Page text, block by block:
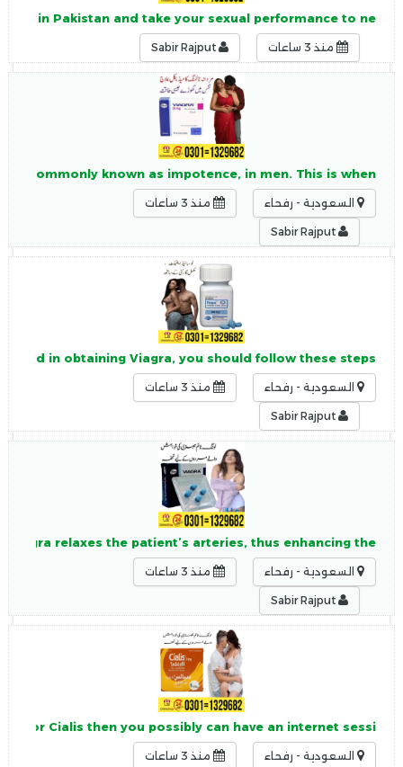
in Pakistan and take your sexual performance to ne
منذ 3 ساعات
commonly known as impotence, in men. This is when
السعودية - رفحاء منذ 3 ساعات
in obtaining Viagra, you should follow these steps:
السعودية - رفحاء منذ 3 ساعات
Viagra relaxes the patient’s arteries, thus enhancing the
السعودية - رفحاء منذ 3 ساعات
for Cialis then you possibly can have an internet sessi
السعودية - رفحاء منذ 3 ساعات